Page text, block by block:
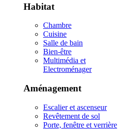
Habitat
Chambre
Cuisine
Salle de bain
Bien-être
Multimédia et
Electroménager
Aménagement
Escalier et ascenseur
Revêtement de sol
Porte, fenêtre et verrière